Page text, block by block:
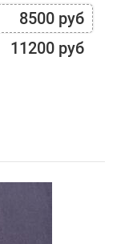
8500 руб
11200 руб